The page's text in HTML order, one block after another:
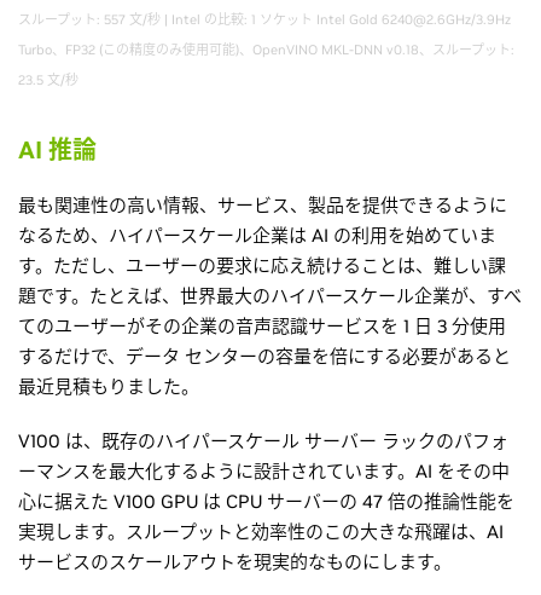
スループット: 557 文/秒 | Intel の比較: 1 ソケット Intel Gold 6240@2.6GHz/3.9Hz
Turbo、FP32 (この精度のみ使用可能)、OpenVINO MKL-DNN v0.18、スループット:
23.5 文/秒
AI 推論
最も関連性の高い情報、サービス、製品を提供できるように
なるため、ハイパースケール企業は AI の利用を始めていま
す。ただし、ユーザーの要求に応え続けることは、難しい課
題です。たとえば、世界最大のハイパースケール企業が、すべ
てのユーザーがその企業の音声認識サービスを 1 日 3 分使用
するだけで、データ センターの容量を倍にする必要があると
最近見積もりました。
V100 は、既存のハイパースケール サーバー ラックのパフォ
ーマンスを最大化するように設計されています。AI をその中
心に据えた V100 GPU は CPU サーバーの 47 倍の推論性能を
実現します。スループットと効率性のこの大きな飛躍は、AI
サービスのスケールアウトを現実的なものにします。